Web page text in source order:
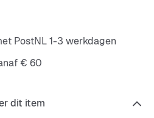
PostNL 1-3 werkdagen
€ 60
dit item